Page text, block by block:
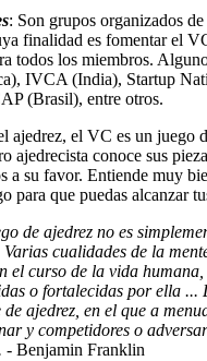
: Son grupos organizados
finalidad es fomentar el
todos los miembros.
IVCA (India), Startup
(Brasil), entre otros.
ajedrez, el VC es un juego
ajedrecista conoce sus
a su favor. Entiende muy
para que puedas alcanzar
de ajedrez no es
Varias cualidades de la
el curso de la vida humana,
o fortalecidas por ella ...
de ajedrez, en el que a
y competidores o
- Benjamin Franklin